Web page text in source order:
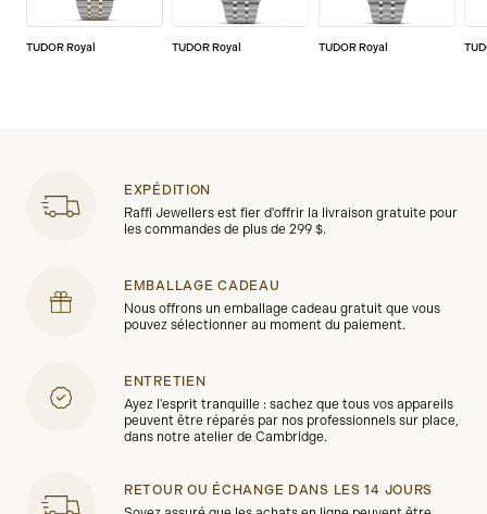
TUDOR Royal TUDOR Royal TUDOR Royal
EXPÉDITION
Raffi Jewellers est fier d'offrir la livraison gratuite pour
les commandes de plus de 299 $.
EMBALLAGE CADEAU
Nous offrons un emballage cadeau gratuit que vous
pouvez sélectionner au moment du paiement.
ENTRETIEN
Ayez l'esprit tranquille : sachez que tous vos appareils
peuvent être réparés par nos professionnels sur place,
dans notre atelier de Cambridge.
RETOUR OU ÉCHANGE DANS LES 14 JOURS